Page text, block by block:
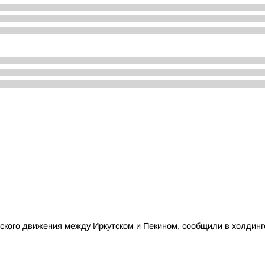
движения между Иркутском и Пекином, сообщили в